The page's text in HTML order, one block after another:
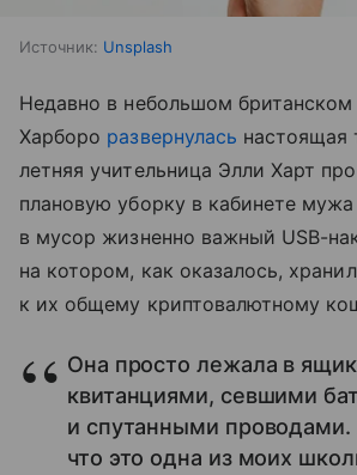
Источник: Unsplash
Недавно в небольшом
Харборо развернулась настоящая
летняя учительница Элли Харт
плановую уборку в кабинете
в мусор жизненно важный USB-
на котором, как оказалось,
к их общему криптовалютному
Она просто лежала в
квитанциями, севшими
и спутанными
что это одна из моих